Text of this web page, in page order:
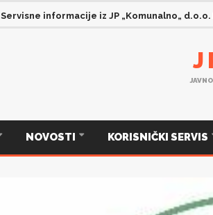
Servisne informacije iz JP „Komunalno„
NOVOSTI KORISNIČKI SERVIS